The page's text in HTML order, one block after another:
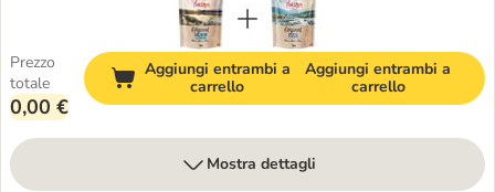
Prezzo
totale
0,00 €
Aggiungi entrambi a
carrello
Aggiungi entrambi a
carrello
Mostra dettagli